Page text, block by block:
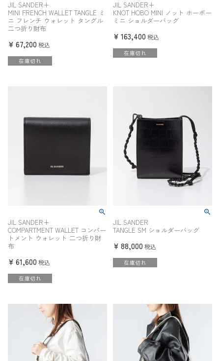
JIL SANDER+
MINI FRENCH WALLET TANGLE ミ
ニ フレンチ ウォレット タングル
二つ折り財布
¥ 67,200 税込
在庫切れ
JIL SANDER+
KNOT HOBO MINI ノット ホーボー
ミニ ショルダーバッグ
¥ 163,400 税込
在庫切れ
JIL SANDER+
COMPARTMENT WALLET コンパー
トメント ウォレット 二つ折り財
布
¥ 61,600 税込
在庫切れ
JIL SANDER
TANGLE SM ショルダーバッグ
¥ 88,000 税込
在庫切れ